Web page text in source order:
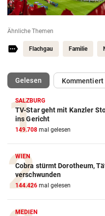
Ähnliche Themen
Flachgau Familie
Gelesen(ausgewählt)Kommentiert
SALZBURG
TV-Star geht mit Kanzler
ins Gericht
149.708 mal gelesen
WIEN
Cobra stürmt Dorotheum,
verschwunden
144.426 mal gelesen
MEDIEN